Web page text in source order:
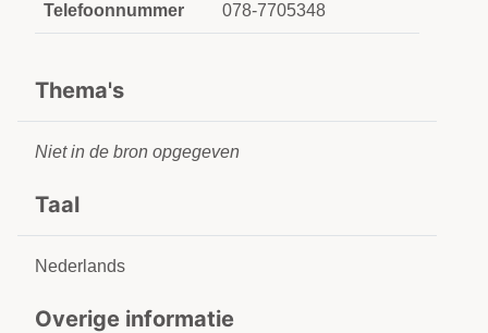
Telefoonnummer 078-7705348
Thema's
Niet in de bron opgegeven
Taal
Nederlands
Overige informatie